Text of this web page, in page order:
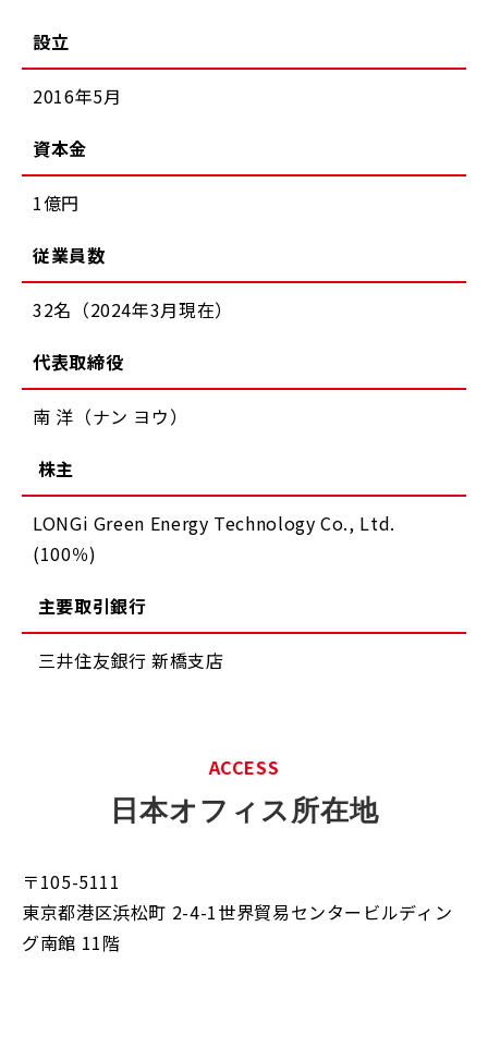
設立
2016年5⽉
資本金
1億円
従業員数
32名（2024年3⽉現在）
代表取締役
南 洋（ナン ヨウ）
株主
LONGi Green Energy Technology Co., Ltd.
(100％)
主要取引銀行
三井住友銀行 新橋支店
ACCESS
日本オフィス所在地
〒105-5111
東京都港区浜松町 2-4-1世界貿易センタービルディン
グ南館 11階